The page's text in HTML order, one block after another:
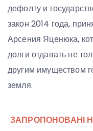
дефолту и
закон 2014 года,
Арсения Яценюка,
долги отдавать не
другим имуществом
земля.